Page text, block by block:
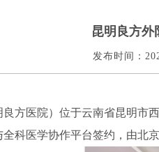
昆明良方外
发布时间：
方医院）位于云南省昆明市
科医学协作平台签约，由北